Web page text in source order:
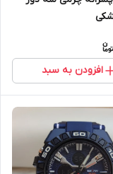
افزودن به سبد